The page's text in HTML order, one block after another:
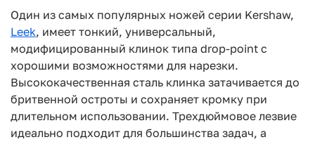
Один из самых популярных ножей серии Kershaw,
Leek, имеет тонкий, универсальный,
модифицированный клинок типа drop-point с
хорошими возможностями для нарезки.
Высококачественная сталь клинка затачивается до
бритвенной остроты и сохраняет кромку при
длительном использовании. Трехдюймовое лезвие
идеально подходит для большинства задач, а